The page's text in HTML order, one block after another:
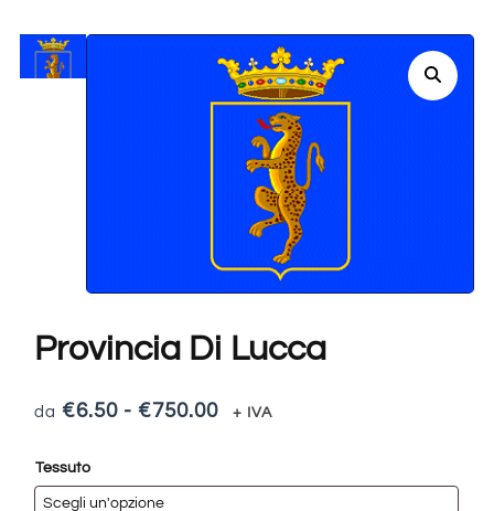
Provincia Di Lucca
€6.50 - €750.00 + IVA
Tessuto